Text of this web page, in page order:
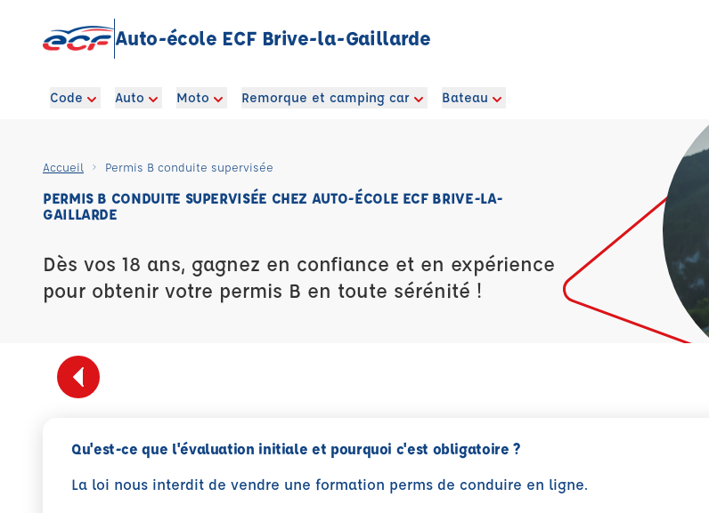
Auto-école ECF Brive-la-Gaillarde
Code Auto Moto Remorque et camping car Bateau
Accueil Permis B conduite supervisée
PERMIS B CONDUITE SUPERVISÉE CHEZ AUTO-ÉCOLE ECF BRIVE-LA-
GAILLARDE
Dès vos 18 ans, gagnez en confiance et en expérience
pour obtenir votre permis B en toute sérénité !
Qu'est-ce que l'évaluation initiale et pourquoi c'est obligatoire ?
La loi nous interdit de vendre une formation perms de conduire en ligne.